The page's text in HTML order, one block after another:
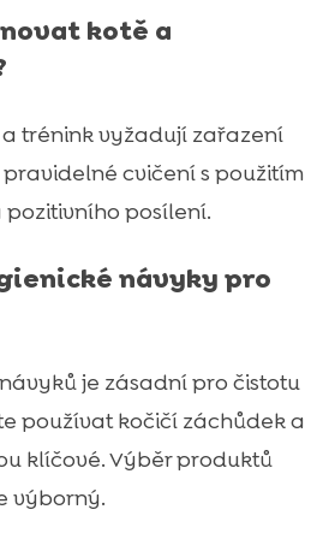
kotě a
trénink vyžadují zařazení
cvičení s použitím
posílení.
návyky pro
je zásadní pro čistotu
používat kočičí záchůdek a
klíčové. Výběr produktů
výborný.